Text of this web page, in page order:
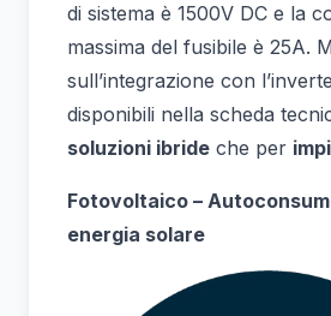
di sistema è 1500V DC e la
massima del fusibile è 25A.
sull’integrazione con
disponibili nella scheda
soluzioni ibride che per
Fotovoltaico –
energia solare